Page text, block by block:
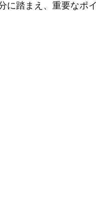
に踏まえ、重要なポ